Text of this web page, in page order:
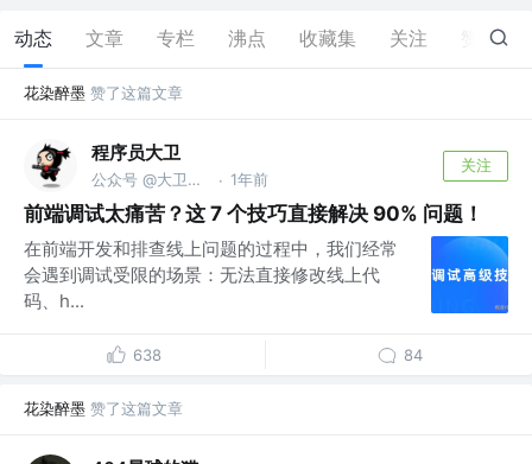
动态 文章 专栏 沸点 收藏集 关注 65
花染醉墨 赞了这篇文章
程序员大卫
公众号 @大卫职场说 · 1年前
关注
前端调试太痛苦？这 7 个技巧直接解决 90% 问题！
在前端开发和排查线上问题的过程中，我们经常
会遇到调试受限的场景：无法直接修改线上代
码、h...
638 84
花染醉墨 赞了这篇文章